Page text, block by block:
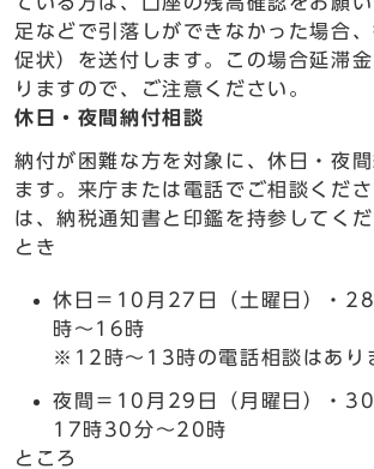
足などで引落しができなかった場合
促状）を送付します。この場合延滞
りますので、ご注意ください。
休日・夜間納付相談
納付が困難な方を対象に、休日・夜
ます。来庁または電話でご相談くだ
は、納税通知書と印鑑を持参してくだ
とき
休日＝10月27日（土曜日）・
時～16時
※12時～13時の電話相談はあり
夜間＝10月29日（月曜日）・30
17時30分～20時
ところ